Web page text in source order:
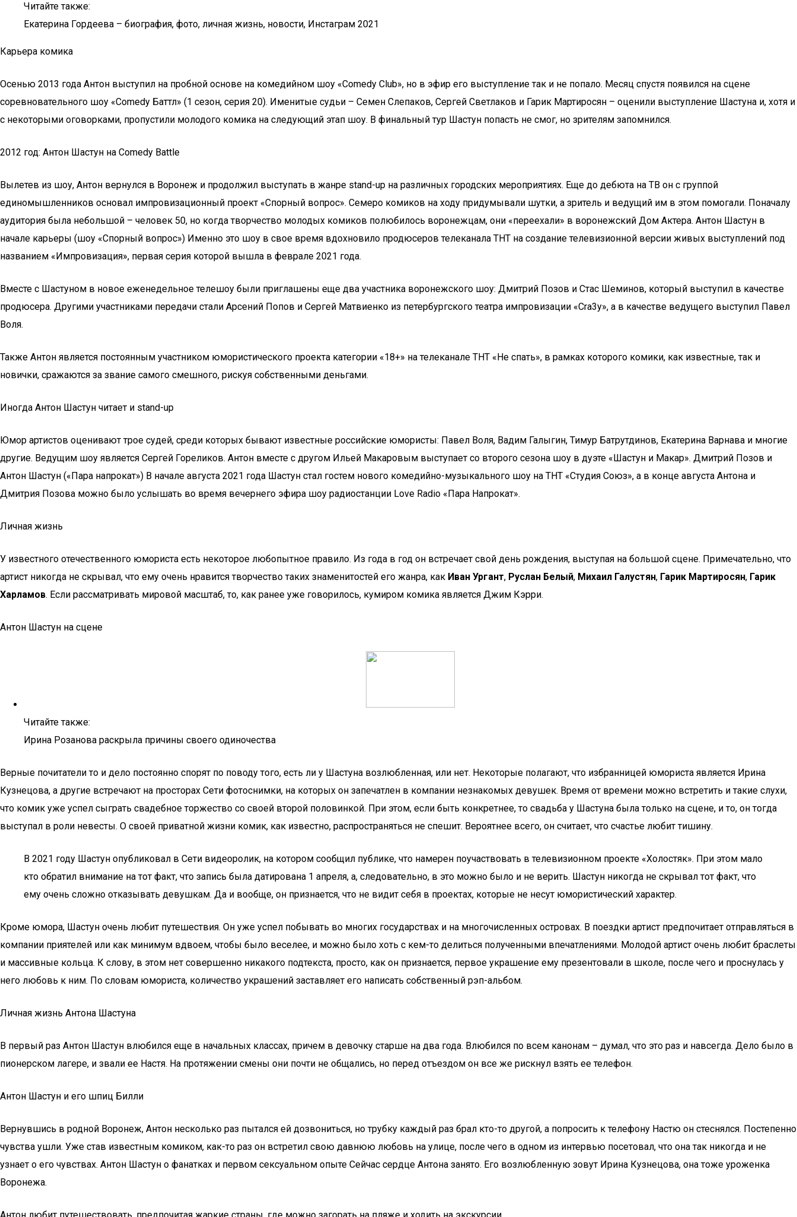
Читайте также:
Екатерина Гордеева – биография, фото, личная жизнь, новости, Инстаграм 2021
Карьера комика
Осенью 2013 года Антон выступил на пробной основе на комедийном шоу «Comedy Club», но в эфир его выступление так и не попало. Месяц спустя появился на сцене
соревновательного шоу «Comedy Баттл» (1 сезон, серия 20). Именитые судьи – Семен Слепаков, Сергей Светлаков и Гарик Мартиросян – оценили выступление Шастуна и, хотя и
с некоторыми оговорками, пропустили молодого комика на следующий этап шоу. В финальный тур Шастун попасть не смог, но зрителям запомнился.
2012 год: Антон Шастун на Comedy Battle
Вылетев из шоу, Антон вернулся в Воронеж и продолжил выступать в жанре stand-up на различных городских мероприятиях. Еще до дебюта на ТВ он с группой
единомышленников основал импровизационный проект «Спорный вопрос». Семеро комиков на ходу придумывали шутки, а зритель и ведущий им в этом помогали. Поначалу
аудитория была небольшой – человек 50, но когда творчество молодых комиков полюбилось воронежцам, они «переехали» в воронежский Дом Актера. Антон Шастун в
начале карьеры (шоу «Спорный вопрос») Именно это шоу в свое время вдохновило продюсеров телеканала ТНТ на создание телевизионной версии живых выступлений под
названием «Импровизация», первая серия которой вышла в феврале 2021 года.
Вместе с Шастуном в новое еженедельное телешоу были приглашены еще два участника воронежского шоу: Дмитрий Позов и Стас Шеминов, который выступил в качестве
продюсера. Другими участниками передачи стали Арсений Попов и Сергей Матвиенко из петербургского театра импровизации «Cra3y», а в качестве ведущего выступил Павел
Воля.
Также Антон является постоянным участником юмористического проекта категории «18+» на телеканале ТНТ «Не спать», в рамках которого комики, как известные, так и
новички, сражаются за звание самого смешного, рискуя собственными деньгами.
Иногда Антон Шастун читает и stand-up
Юмор артистов оценивают трое судей, среди которых бывают известные российские юмористы: Павел Воля, Вадим Галыгин, Тимур Батрутдинов, Екатерина Варнава и многие
другие. Ведущим шоу является Сергей Гореликов. Антон вместе с другом Ильей Макаровым выступает со второго сезона шоу в дуэте «Шастун и Макар». Дмитрий Позов и
Антон Шастун («Пара напрокат») В начале августа 2021 года Шастун стал гостем нового комедийно-музыкального шоу на ТНТ «Студия Союз», а в конце августа Антона и
Дмитрия Позова можно было услышать во время вечернего эфира шоу радиостанции Love Radio «Пара Напрокат».
Личная жизнь
У известного отечественного юмориста есть некоторое любопытное правило. Из года в год он встречает свой день рождения, выступая на большой сцене. Примечательно, что
артист никогда не скрывал, что ему очень нравится творчество таких знаменитостей его жанра, как Иван Ургант, Руслан Белый, Михаил Галустян, Гарик Мартиросян, Гарик
Харламов. Если рассматривать мировой масштаб, то, как ранее уже говорилось, кумиром комика является Джим Кэрри.
Антон Шастун на сцене
Читайте также:
Ирина Розанова раскрыла причины своего одиночества
Верные почитатели то и дело постоянно спорят по поводу того, есть ли у Шастуна возлюбленная, или нет. Некоторые полагают, что избранницей юмориста является Ирина
Кузнецова, а другие встречают на просторах Сети фотоснимки, на которых он запечатлен в компании незнакомых девушек. Время от времени можно встретить и такие слухи,
что комик уже успел сыграть свадебное торжество со своей второй половинкой. При этом, если быть конкретнее, то свадьба у Шастуна была только на сцене, и то, он тогда
выступал в роли невесты. О своей приватной жизни комик, как известно, распространяться не спешит. Вероятнее всего, он считает, что счастье любит тишину.
В 2021 году Шастун опубликовал в Сети видеоролик, на котором сообщил публике, что намерен поучаствовать в телевизионном проекте «Холостяк». При этом мало
кто обратил внимание на тот факт, что запись была датирована 1 апреля, а, следовательно, в это можно было и не верить. Шастун никогда не скрывал тот факт, что
ему очень сложно отказывать девушкам. Да и вообще, он признается, что не видит себя в проектах, которые не несут юмористический характер.
Кроме юмора, Шастун очень любит путешествия. Он уже успел побывать во многих государствах и на многочисленных островах. В поездки артист предпочитает отправляться в
компании приятелей или как минимум вдвоем, чтобы было веселее, и можно было хоть с кем-то делиться полученными впечатлениями. Молодой артист очень любит браслеты
и массивные кольца. К слову, в этом нет совершенно никакого подтекста, просто, как он признается, первое украшение ему презентовали в школе, после чего и проснулась у
него любовь к ним. По словам юмориста, количество украшений заставляет его написать собственный рэп-альбом.
Личная жизнь Антона Шастуна
В первый раз Антон Шастун влюбился еще в начальных классах, причем в девочку старше на два года. Влюбился по всем канонам – думал, что это раз и навсегда. Дело было в
пионерском лагере, и звали ее Настя. На протяжении смены они почти не общались, но перед отъездом он все же рискнул взять ее телефон.
Антон Шастун и его шпиц Билли
Вернувшись в родной Воронеж, Антон несколько раз пытался ей дозвониться, но трубку каждый раз брал кто-то другой, а попросить к телефону Настю он стеснялся. Постепенно
чувства ушли. Уже став известным комиком, как-то раз он встретил свою давнюю любовь на улице, после чего в одном из интервью посетовал, что она так никогда и не
узнает о его чувствах. Антон Шастун о фанатках и первом сексуальном опыте Сейчас сердце Антона занято. Его возлюбленную зовут Ирина Кузнецова, она тоже уроженка
Воронежа.